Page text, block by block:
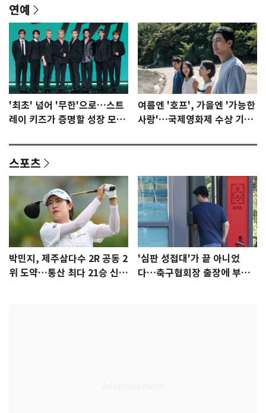
연예
'최초' 넘어 '무한'으로…스트
레이 키즈가 증명할 성장 모멘
여름엔 '호프', 가을엔 '가능한
사랑'…국제영화제 수상 기대
스포츠
박민지, 제주삼다수 2R 공동 2
위 도약…통산 최다 21승 신기
'심판 성접대'가 끝 아니었
다…축구협회장 출장에 부인